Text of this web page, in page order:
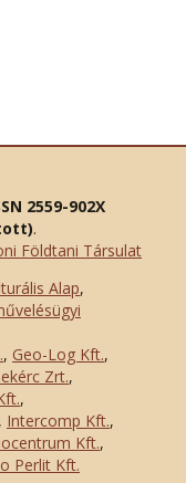
2559-902X
.
Földtani Társulat
Alap,
., Geo-Log Kft.,
Zrt.,
,
, Intercomp Kft.,
Kft.,
Perlit Kft.